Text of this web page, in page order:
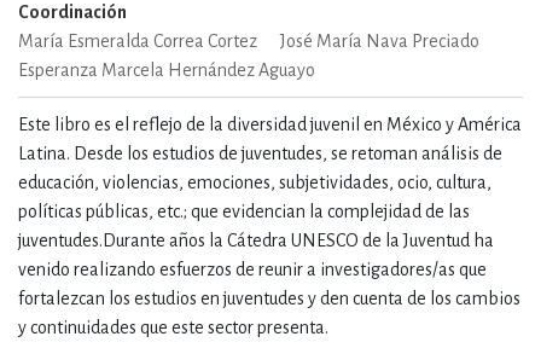
Coordinación
María Esmeralda Correa Cortez
José María Nava Preciado
Esperanza Marcela Hernández Aguayo
Este libro es el reflejo de la diversidad juvenil en México y América
Latina. Desde los estudios de juventudes, se retoman análisis de
educación, violencias, emociones, subjetividades, ocio, cultura,
políticas públicas, etc.; que evidencian la complejidad de las
juventudes.Durante años la Cátedra UNESCO de la Juventud ha
venido realizando esfuerzos de reunir a investigadores/as que
fortalezcan los estudios en juventudes y den cuenta de los cambios
y continuidades que este sector presenta.